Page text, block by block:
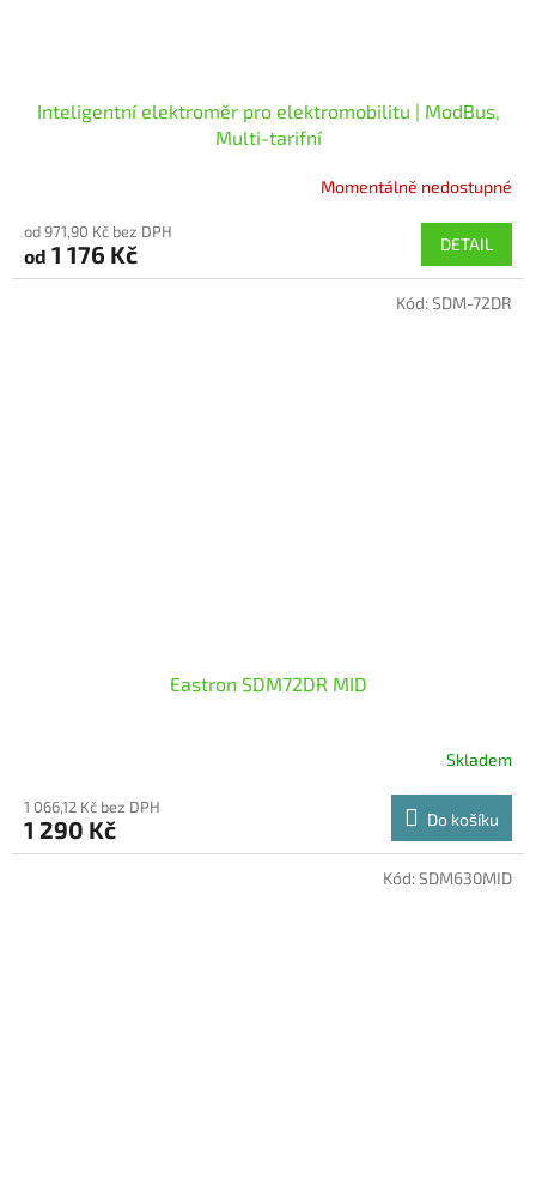
Inteligentní elektroměr pro elektromobilitu | ModBus,
Multi-tarifní
Momentálně nedostupné
od 971,90 Kč bez DPH
od 1 176 Kč DETAIL
Eastron SDM72DR MID
Skladem
1 066,12 Kč bez DPH
1 290 Kč Do košíku
Kód:SDM-72DR
Kód:SDM630MID